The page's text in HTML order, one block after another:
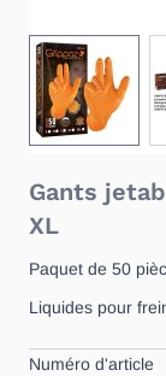
View
Gants
XL
Paquet de 50
Liquides pour
Numéro d'article